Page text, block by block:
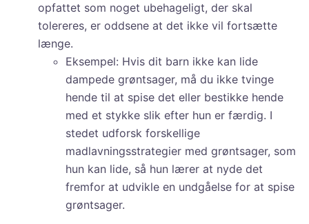
opfattet som noget ubehageligt, der skal
tolereres, er oddsene at det ikke vil fortsætte
længe.
Eksempel: Hvis dit barn ikke kan lide
dampede grøntsager, må du ikke tvinge
hende til at spise det eller bestikke hende
med et stykke slik efter hun er færdig. I
stedet udforsk forskellige
madlavningsstrategier med grøntsager, som
hun kan lide, så hun lærer at nyde det
fremfor at udvikle en undgåelse for at spise
grøntsager.